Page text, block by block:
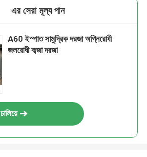
এর সেরা মূল্য পান
A60 ইস্পাত সামুদ্রিক দরজা অগ্নিরোধী
জলরোধী কব্জা দরজা
চালিয়ে